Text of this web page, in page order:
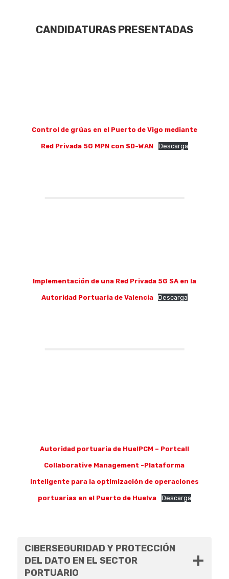
CANDIDATURAS PRESENTADAS
Control de grúas en el Puerto de Vigo mediante
Red Privada 5G MPN con SD-WAN Descarga
Implementación de una Red Privada 5G SA en la
Autoridad Portuaria de Valencia Descarga
Autoridad portuaria de HuelPCM – Portcall
Collaborative Management -Plataforma
inteligente para la optimización de operaciones
portuarias en el Puerto de Huelva Descarga
CIBERSEGURIDAD Y PROTECCIÓN
DEL DATO EN EL SECTOR
PORTUARIO